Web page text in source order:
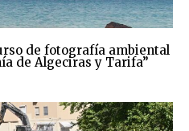
de fotografía ambiental
de Algeciras y Tarifa”